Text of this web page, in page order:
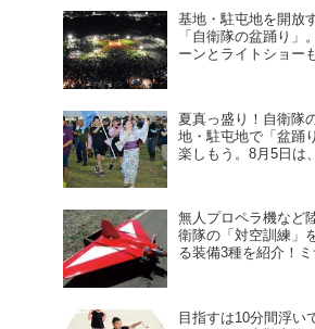
基地・駐屯地を開放
「自衛隊の盆踊り」
ーンとライトショー
夏真っ盛り！自衛隊
地・駐屯地で「盆踊
楽しもう。8月5日は
無人プロペラ機など
衛隊の「対空訓練」
る装備3種を紹介！
目指すは10分間浮い